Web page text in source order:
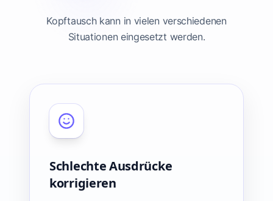
Kopftausch kann in vielen verschiedenen
Situationen eingesetzt werden.
Schlechte Ausdrücke
korrigieren